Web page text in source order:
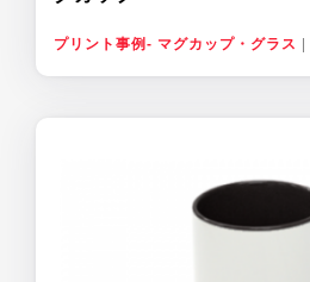
プリント事例- マグカップ・グラス